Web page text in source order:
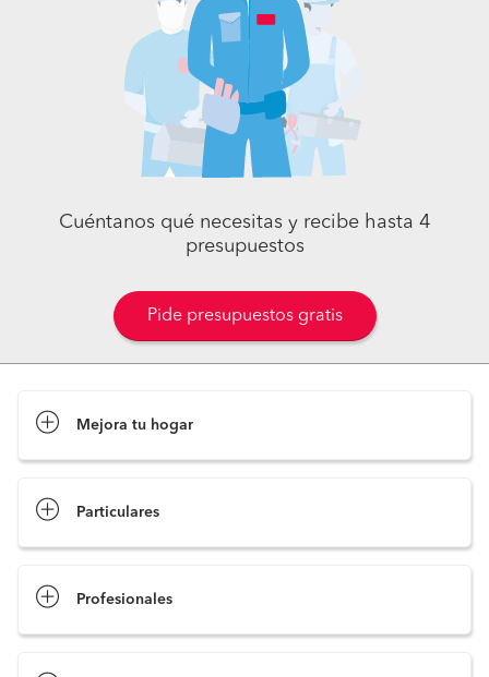
Cuéntanos qué necesitas y recibe hasta 4
presupuestos
Pide presupuestos gratis
Mejora tu hogar
Particulares
Profesionales